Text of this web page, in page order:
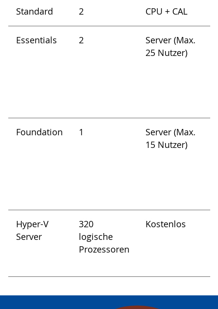
Standard 2 CPU + CAL
Essentials 2
Server (Max.
25 Nutzer)
Foundation 1
Server (Max.
15 Nutzer)
Hyper-V
Server
320
logische
Prozessoren
Kostenlos